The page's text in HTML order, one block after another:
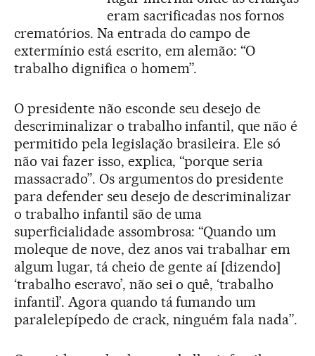
eram sacrificadas nos fornos
crematórios. Na entrada do campo de
extermínio está escrito, em alemão: “O
trabalho dignifica o homem”.
O presidente não esconde seu desejo de
descriminalizar o trabalho infantil, que não é
permitido pela legislação brasileira. Ele só
não vai fazer isso, explica, “porque seria
massacrado”. Os argumentos do presidente
para defender seu desejo de descriminalizar
o trabalho infantil são de uma
superficialidade assombrosa: “Quando um
moleque de nove, dez anos vai trabalhar em
algum lugar, tá cheio de gente aí [dizendo]
‘trabalho escravo’, não sei o quê, ‘trabalho
infantil’. Agora quando tá fumando um
paralelepípedo de crack, ninguém fala nada”.